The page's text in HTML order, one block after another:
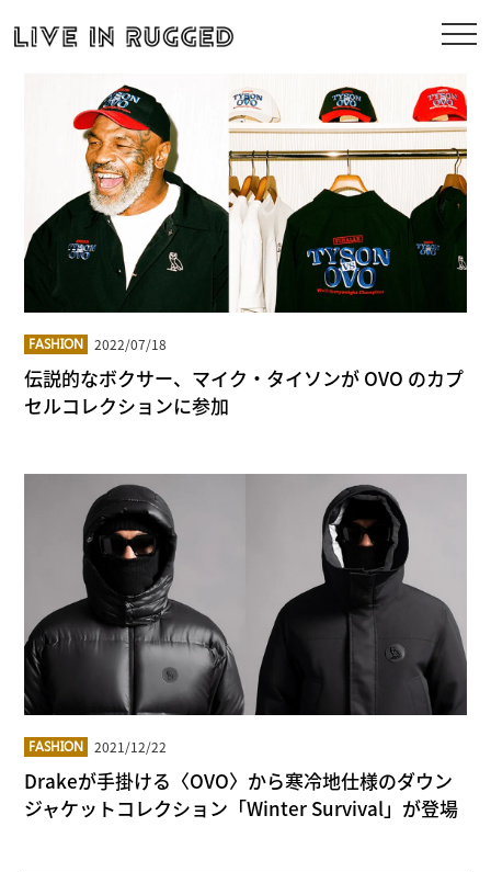
FASHION 2022/07/18
伝説的なボクサー、マイク・タイソンが OVO のカプ
セルコレクションに参加
FASHION 2021/12/22
Drakeが手掛ける〈OVO〉から寒冷地仕様のダウン
ジャケットコレクション「Winter Survival」が登場